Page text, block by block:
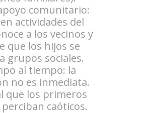
comunitario:
actividades del
a los vecinos y
que los hijos se
grupos sociales.
al tiempo: la
no es inmediata.
que los primeros
perciban caóticos.